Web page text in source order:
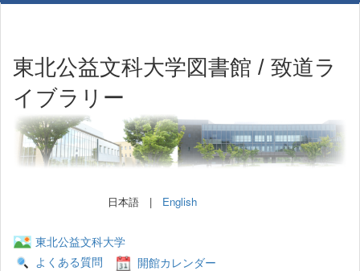
東北公益文科大学図書館 / 致道ラ
イブラリー
日本語 | English
東北公益文科大学
よくある質問
開館カレンダー